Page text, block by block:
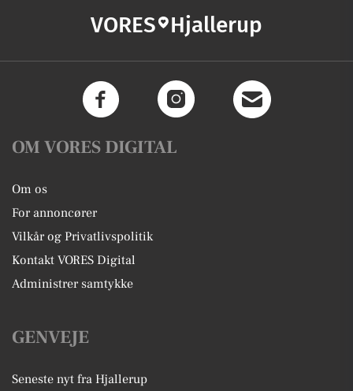
VORES Hjallerup
OM VORES DIGITAL
Om os
For annoncører
Vilkår og Privatlivspolitik
Kontakt VORES Digital
Administrer samtykke
GENVEJE
Seneste nyt fra Hjallerup